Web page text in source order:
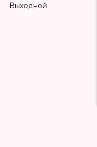
Выходной